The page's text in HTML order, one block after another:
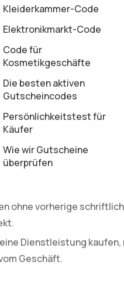
Kleiderkammer-Code
Elektronikmarkt-Code
Code für
Kosmetikgeschäfte
Die besten aktiven
Gutscheincodes
Persönlichkeitstest für
Käufer
Wie wir Gutscheine
überprüfen
ohne vorherige
Dienstleistung
Geschäft.